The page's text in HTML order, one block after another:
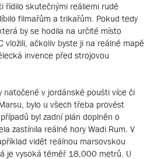
řídilo skutečnými reáliemi rudé
filmařům a trikařům. Pokud tedy
by se hodila na určité místo
vložili, ačkoliv byste ji na reálné mapě
invence před strojovou
natočené v jordánské poušti více či
bylo u všech třeba provést
byl zadní plán doplněn o
zastínila reálné hory Wadi Rum. V
vidět reálnou marsovskou
je vysoká téměř 18,000 metrů. U